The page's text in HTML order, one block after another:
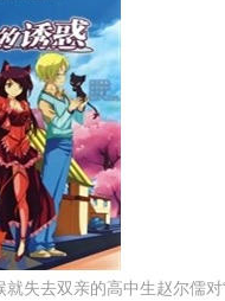
失去双亲的高中生赵尔儒